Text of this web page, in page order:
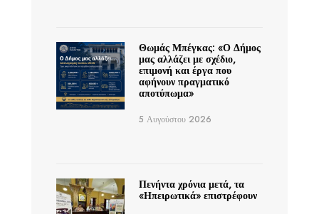
Θωμάς Μπέγκας: «Ο Δήμος
μας αλλάζει με σχέδιο,
επιμονή και έργα που
αφήνουν πραγματικό
αποτύπωμα»
5 Αυγούστου 2026
Πενήντα χρόνια μετά, τα
«Ηπειρωτικά» επιστρέφουν